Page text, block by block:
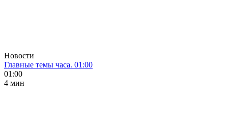
Новости
Главные темы часа. 01:00
01:00
4 мин